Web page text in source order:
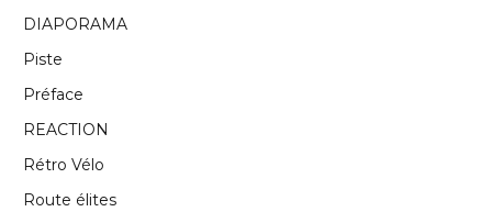
DIAPORAMA
Piste
Préface
REACTION
Rétro Vélo
Route élites